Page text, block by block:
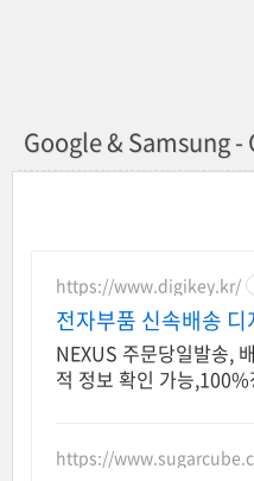
Google & Samsung -
https://www.digikey.kr/
전자부품 신속배송 디
원이상 무료배송,당
NEXUS 주문당일발송,
적 정보 확인 가능,100%
https://